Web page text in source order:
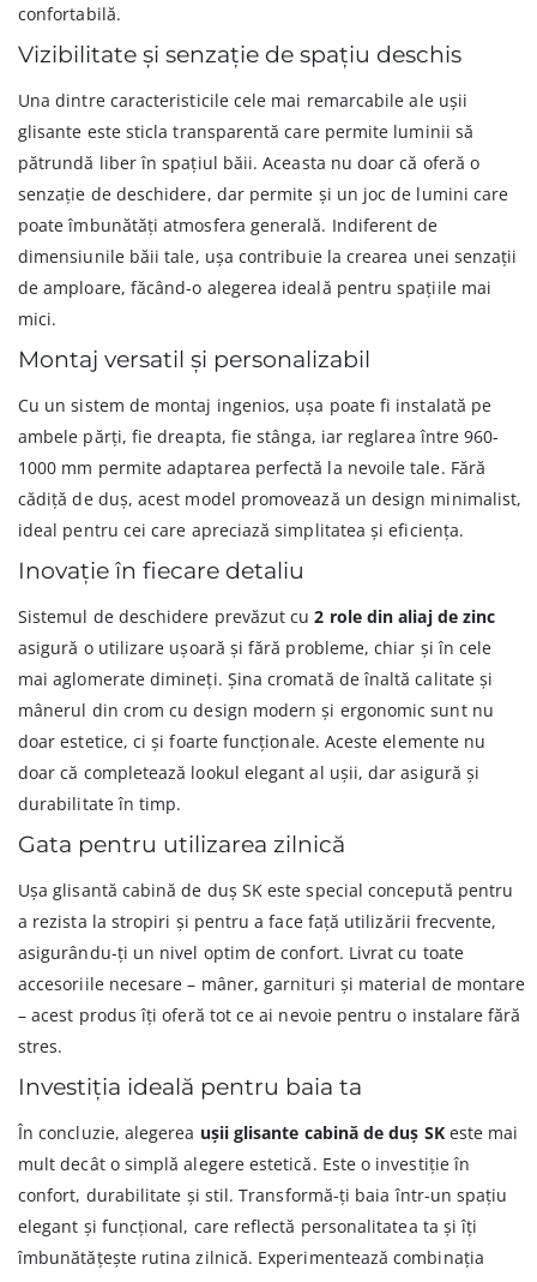
confortabilă.
Vizibilitate și senzație de spațiu deschis
Una dintre caracteristicile cele mai remarcabile ale ușii
glisante este sticla transparentă care permite luminii să
pătrundă liber în spațiul băii. Aceasta nu doar că oferă o
senzație de deschidere, dar permite și un joc de lumini care
poate îmbunătăți atmosfera generală. Indiferent de
dimensiunile băii tale, ușa contribuie la crearea unei senzații
de amploare, făcând-o alegerea ideală pentru spațiile mai
mici.
Montaj versatil și personalizabil
Cu un sistem de montaj ingenios, ușa poate fi instalată pe
ambele părți, fie dreapta, fie stânga, iar reglarea între 960-
1000 mm permite adaptarea perfectă la nevoile tale. Fără
cădiță de duș, acest model promovează un design minimalist,
ideal pentru cei care apreciază simplitatea și eficiența.
Inovație în fiecare detaliu
Sistemul de deschidere prevăzut cu2 role din aliaj de zinc
asigură o utilizare ușoară și fără probleme, chiar și în cele
mai aglomerate dimineți. Șina cromată de înaltă calitate și
mânerul din crom cu design modern și ergonomic sunt nu
doar estetice, ci și foarte funcționale. Aceste elemente nu
doar că completează lookul elegant al ușii, dar asigură și
durabilitate în timp.
Gata pentru utilizarea zilnică
Ușa glisantă cabină de duș SK este special concepută pentru
a rezista la stropiri și pentru a face față utilizării frecvente,
asigurându-ți un nivel optim de confort. Livrat cu toate
accesoriile necesare – mâner, garnituri și material de montare
– acest produs îți oferă tot ce ai nevoie pentru o instalare fără
stres.
Investiția ideală pentru baia ta
În concluzie, alegerea ușii glisante cabină de duș SKeste mai
mult decât o simplă alegere estetică. Este o investiție în
confort, durabilitate și stil. Transformă-ți baia într-un spațiu
elegant și funcțional, care reflectă personalitatea ta și îți
îmbunătățește rutina zilnică. Experimentează combinația